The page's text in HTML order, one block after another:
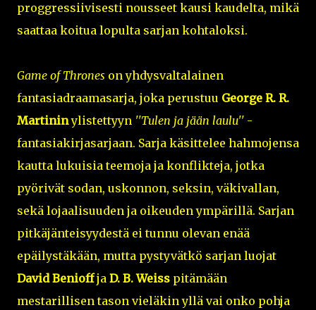
proggressiivisesti nousseet kausi kaudelta, mikä
saattaa koitua lopulta sarjan kohtaloksi.
Game of Thrones on yhdysvaltalainen
fantasiadraamasarja, joka perustuu George R. R.
Martininylistettyyn ''Tulen ja jään laulu'' -
fantasiakirjasarjaan. Sarja käsittelee hahmojensa
kautta lukuisia teemoja ja konflikteja, jotka
pyörivät sodan, uskonnon, seksin, väkivallan,
sekä lojaalisuuden ja oikeuden ympärillä. Sarjan
pitkäjänteisyydestä ei tunnu olevan enää
epäilystäkään, mutta pystyvätkö sarjan luojat
David Benioffja D. B. Weiss pitämään
mestarillisen tason vieläkin yllä vai onko pohja